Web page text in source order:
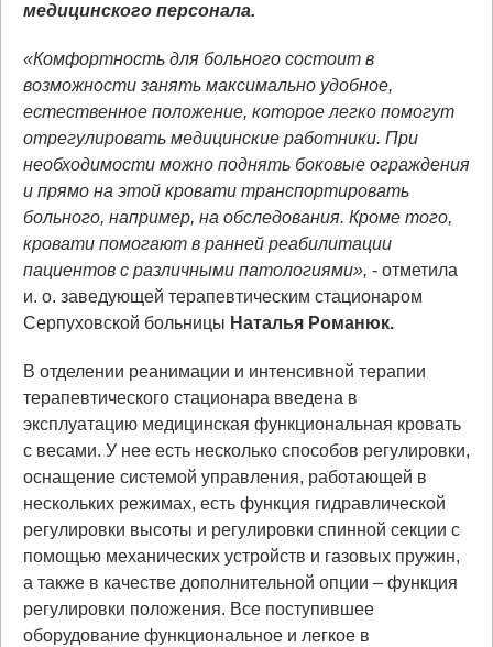
медицинского персонала.
«Комфортность для больного состоит в
возможности занять максимально удобное,
естественное положение, которое легко помогут
отрегулировать медицинские работники. При
необходимости можно поднять боковые ограждения
и прямо на этой кровати транспортировать
больного, например, на обследования. Кроме того,
кровати помогают в ранней реабилитации
пациентов с различными патологиями», - отметила
и. о. заведующей терапевтическим стационаром
Серпуховской больницы Наталья Романюк.
В отделении реанимации и интенсивной терапии
терапевтического стационара введена в
эксплуатацию медицинская функциональная кровать
с весами. У нее есть несколько способов регулировки,
оснащение системой управления, работающей в
нескольких режимах, есть функция гидравлической
регулировки высоты и регулировки спинной секции с
помощью механических устройств и газовых пружин,
а также в качестве дополнительной опции – функция
регулировки положения. Все поступившее
оборудование функциональное и легкое в